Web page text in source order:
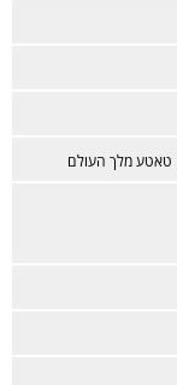
טאטע מלך העולם